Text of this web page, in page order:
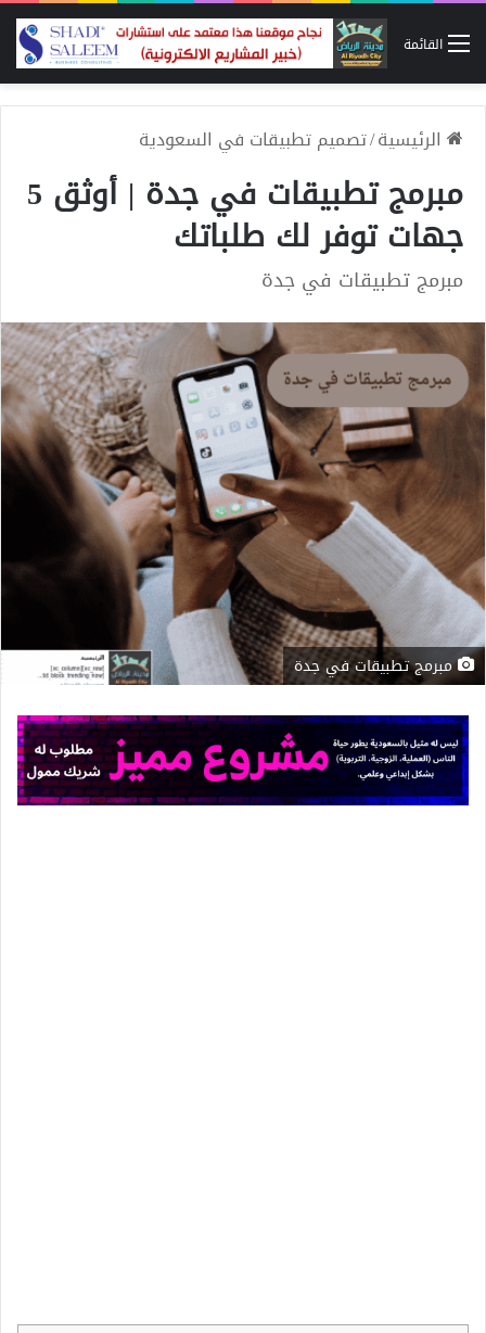
القائمة
الرئيسية/تصميم تطبيقات في السعودية
مبرمج تطبيقات في جدة | أوثق 5
جهات توفر لك طلباتك
مبرمج تطبيقات في جدة
مبرمج تطبيقات في جدة